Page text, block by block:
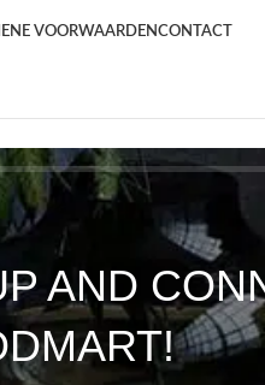
VOORWAARDENCONTACT
AND